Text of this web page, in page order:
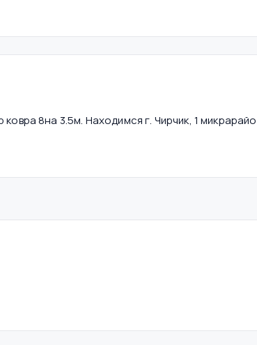
8на 3.5м. Находимся г. Чирчик, 1